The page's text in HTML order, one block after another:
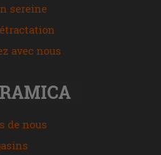
sereine
avec nous
de nous